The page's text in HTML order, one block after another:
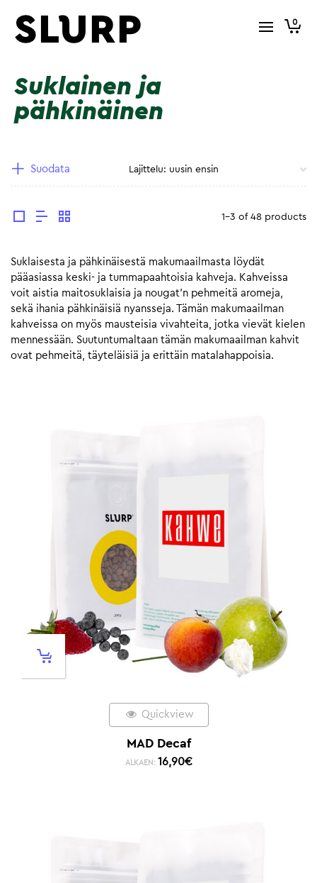
0
Suklainen ja
pähkinäinen
Suodata
1-3 of 48 products
Suklaisesta ja pähkinäisestä makumaailmasta löydät
pääasiassa keski- ja tummapaahtoisia kahveja. Kahveissa
voit aistia maitosuklaisia ja nougat’n pehmeitä aromeja,
sekä ihania pähkinäisiä nyansseja. Tämän makumaailman
kahveissa on myös mausteisia vivahteita, jotka vievät kielen
mennessään. Suutuntumaltaan tämän makumaailman kahvit
ovat pehmeitä, täyteläisiä ja erittäin matalahappoisia.
Quickview
MAD Decaf
ALKAEN: 16,90€